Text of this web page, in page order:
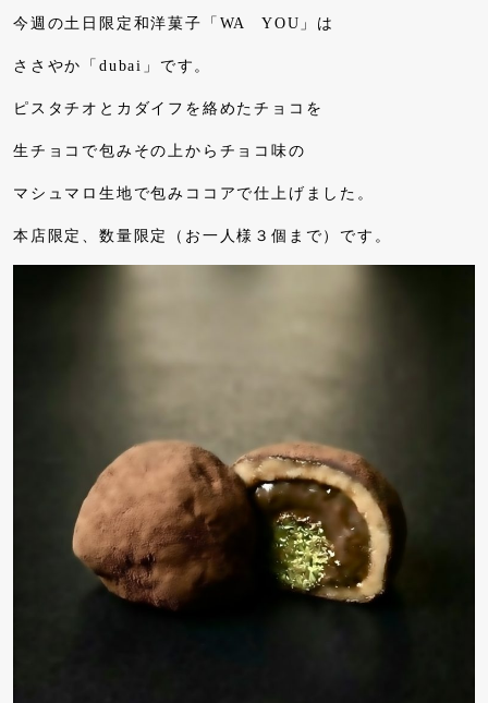
今週の土日限定和洋菓子「WA YOU」は
ささやか「dubai」です。
ピスタチオとカダイフを絡めたチョコを
生チョコで包みその上からチョコ味の
マシュマロ生地で包みココアで仕上げました。
本店限定、数量限定（お一人様３個まで）です。